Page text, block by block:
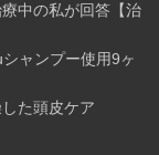
中の私が回答【治
ャンプー使用9ヶ
た頭皮ケア